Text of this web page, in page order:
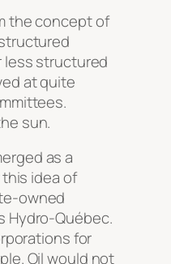
the concept of
less structured
at quite
sun.
as a
idea of
owned
Hydro-Québec.
for
Oil would not